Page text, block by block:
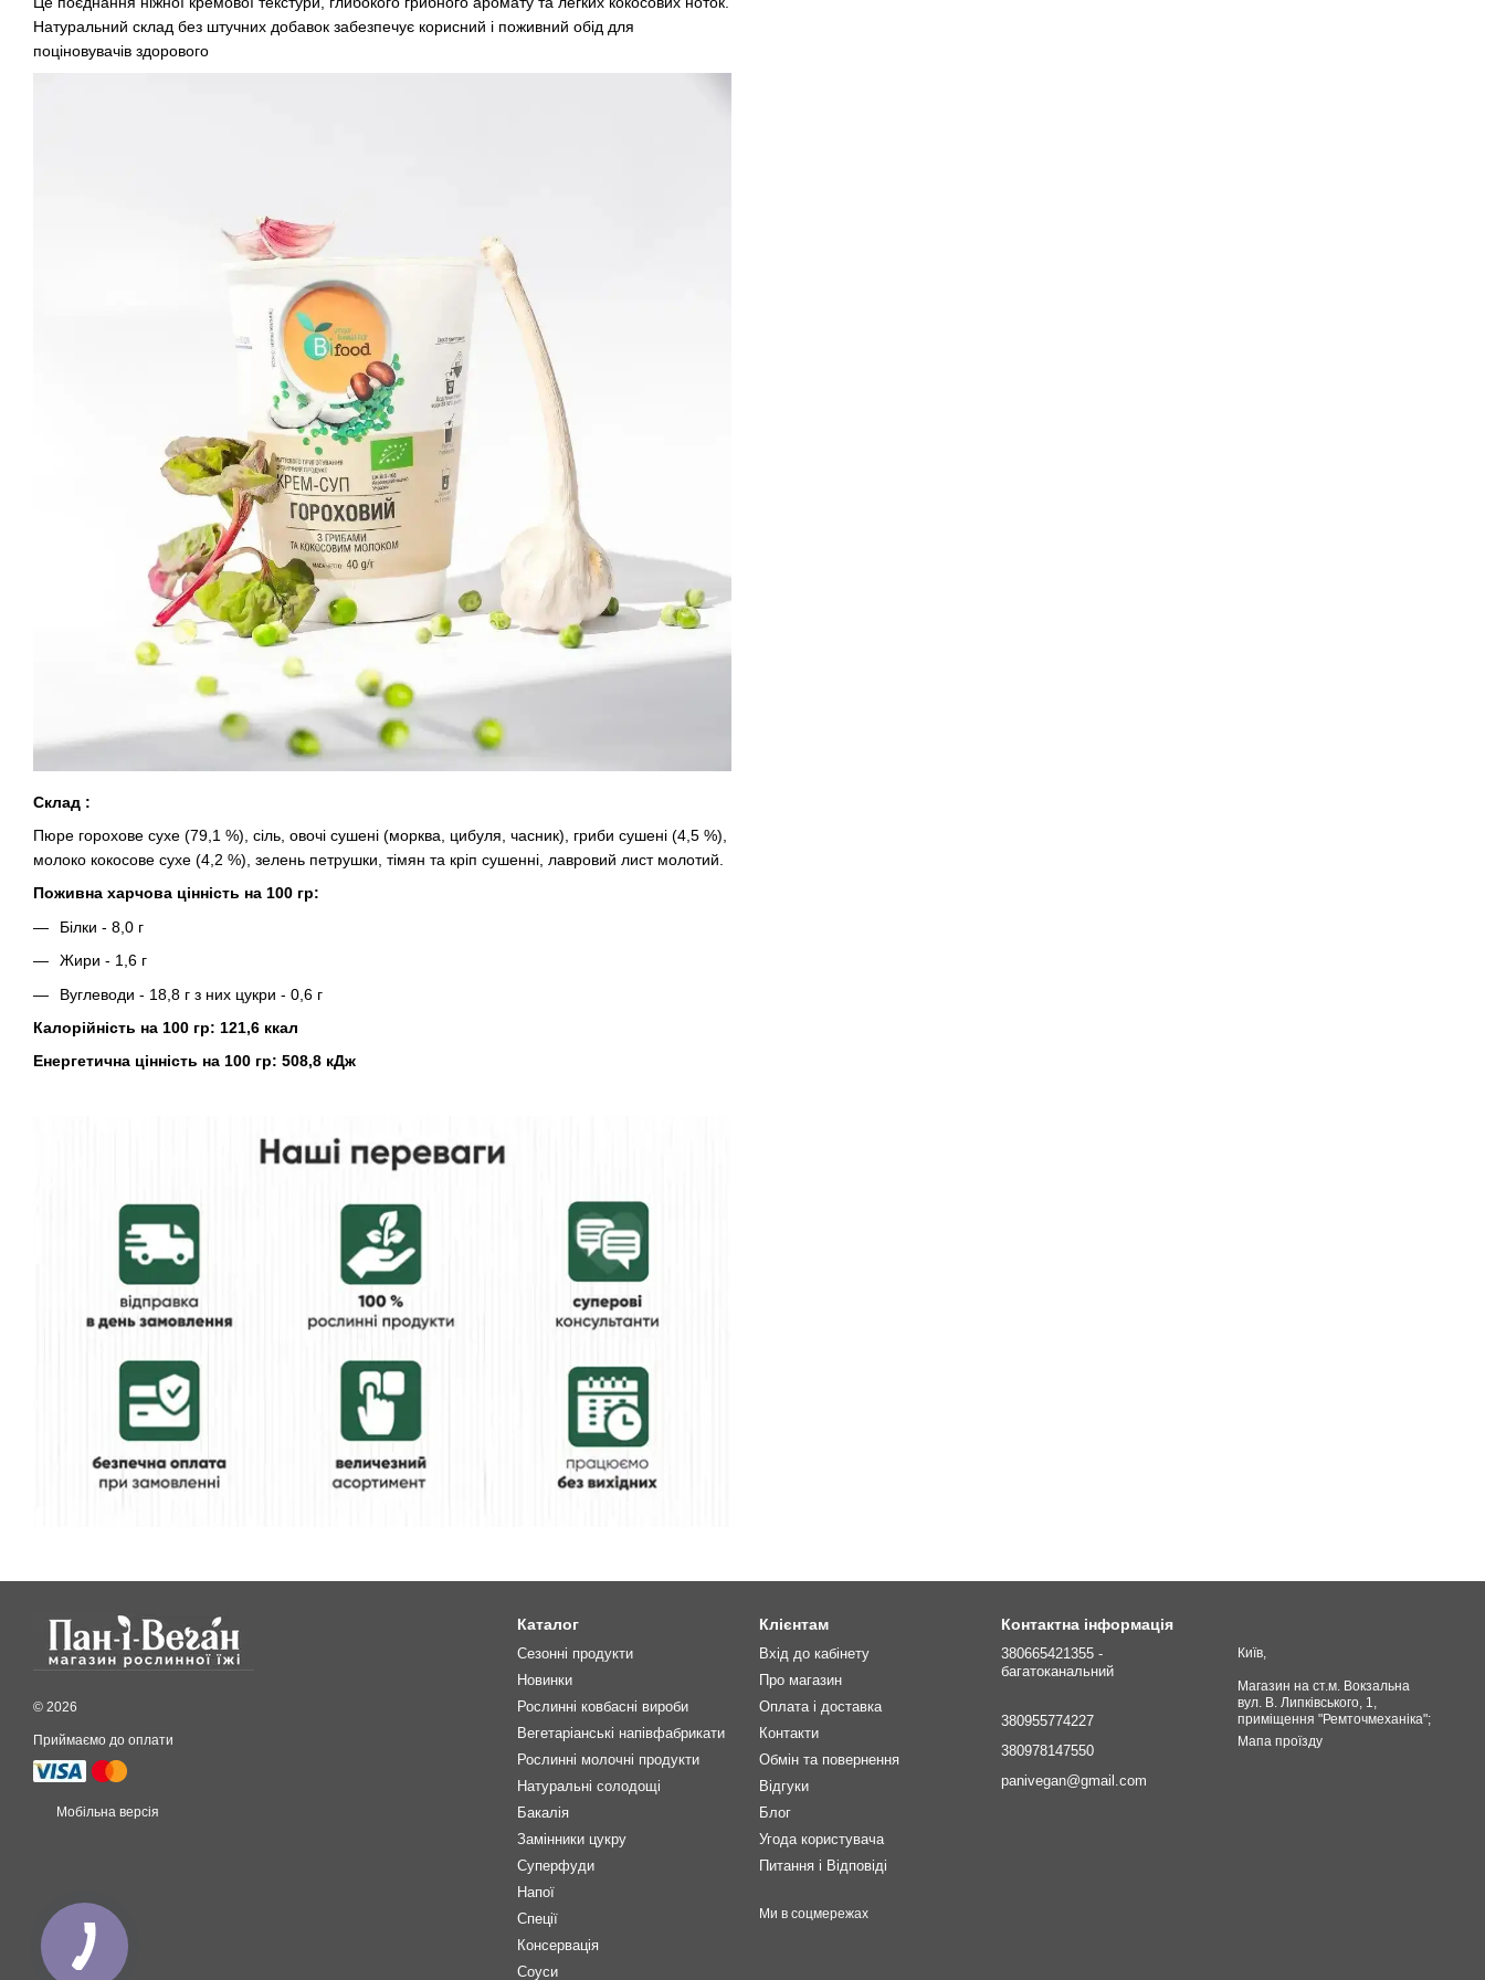
Натуральний склад без штучних добавок забезпечує корисний і поживний обід для
поціновувачів здорового
Склад :
Пюре горохове сухе (79,1 %), сіль, овочі сушені (морква, цибуля, часник), гриби сушені (4,5 %),
молоко кокосове сухе (4,2 %), зелень петрушки, тімян та кріп сушенні, лавровий лист молотий.
Поживна харчова цінність на 100 гр:
Білки - 8,0 г
Жири - 1,6 г
Вуглеводи - 18,8 г з них цукри - 0,6 г
Калорійність на 100 гр: 121,6 ккал
Енергетична цінність на 100 гр: 508,8 кДж
© 2026
Приймаємо до оплати
Мобільна версія
Каталог
Сезонні продукти
Новинки
Рослинні ковбасні вироби
Вегетаріанські напівфабрикати
Рослинні молочні продукти
Натуральні солодощі
Бакалія
Замінники цукру
Суперфуди
Напої
Спеції
Консервація
Соуси
Клієнтам
Вхід до кабінету
Про магазин
Оплата і доставка
Контакти
Обмін та повернення
Відгуки
Блог
Угода користувача
Питання і Відповіді
Ми в соцмережах
Контактна інформація
380665421355 -
багатоканальний
380955774227
380978147550
panivegan@gmail.com
Київ,
Магазин на ст.м. Вокзальна
вул. В. Липківського, 1,
приміщення "Ремточмеханіка";
Мапа проїзду